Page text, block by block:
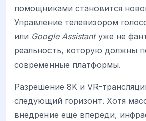
помощниками становится
Управление телевизором
или Google Assistantуже не
реальность, которую должны
современные платформы.
Разрешение 8K и VR-
следующий горизонт. Хотя
внедрение еще впереди,